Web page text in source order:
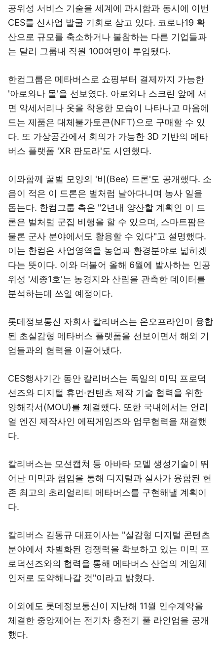
공위성 서비스 기술을 세계에 과시함과 동시에 이번
CES를 신사업 발굴 기회로 삼고 있다. 코로나19 확
산으로 규모를 축소하거나 불참하는 다른 기업들과
는 달리 그룹내 직원 100여명이 투입됐다.
한컴그룹은 메타버스로 쇼핑부터 결제까지 가능한
'아로와나 몰'을 선보였다. 아로와나 스크린 앞에 서
면 악세서리나 옷을 착용한 모습이 나타나고 마음에
드는 제품은 대체불가토큰(NFT)으로 구매할 수 있
다. 또 가상공간에서 회의가 가능한 3D 기반의 메타
버스 플랫폼 'XR 판도라'도 시연했다.
이와함께 꿀벌 모양의 '비(Bee) 드론'도 공개했다. 소
음이 적은 이 드론은 벌처럼 날아다니며 농사 일을
돕는다. 한컴그룹 측은 "2년내 양산할 계획인 이 드
론은 벌처럼 군집 비행을 할 수 있으며, 스마트팜은
물론 군사 분야에서도 활용할 수 있다"고 설명했다.
이는 한컴은 사업영역을 농업과 환경분야로 넓히겠
다는 뜻이다. 이와 더불어 올해 6월에 발사하는 인공
위성 '세종1호'는 농경지와 산림을 관측한 데이터를
분석하는데 쓰일 예정이다.
롯데정보통신 자회사 칼리버스는 온오프라인이 융합
된 초실감형 메타버스 플랫폼을 선보이면서 해외 기
업들과의 협력을 이끌어냈다.
CES행사기간 동안 칼리버스는 독일의 미믹 프로덕
션즈와 디지털 휴먼·컨텐츠 제작 기술 협력을 위한
양해각서(MOU)를 체결했다. 또한 국내에서는 언리
얼 엔진 제작사인 에픽게임즈와 업무협력을 채결했
다.
칼리버스는 모션캡쳐 등 아바타 모델 생성기술이 뛰
어난 미믹과 협업을 통해 디지털과 실사가 융합된 현
존 최고의 초리얼리티 메타버스를 구현해낼 계획이
다.
칼리버스 김동규 대표이사는 "실감형 디지털 콘텐츠
분야에서 차별화된 경쟁력을 확보하고 있는 미믹 프
로덕션즈와의 협력을 통해 메타버스 산업의 게임체
인저로 도약해나갈 것"이라고 밝혔다.
이외에도 롯데정보통신이 지난해 11월 인수계약을
체결한 중앙제어는 전기차 충전기 풀 라인업을 공개
했다.